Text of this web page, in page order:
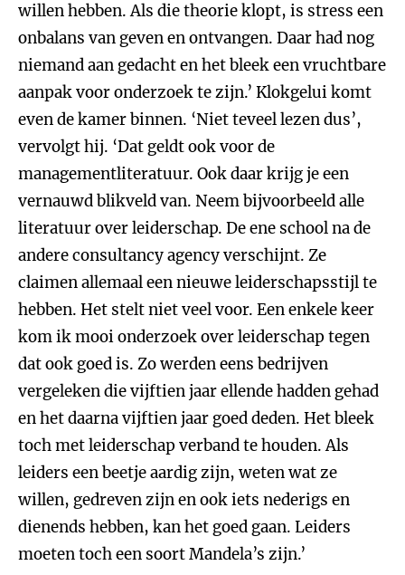
willen hebben. Als die theorie klopt, is stress een
onbalans van geven en ontvangen. Daar had nog
niemand aan gedacht en het bleek een vruchtbare
aanpak voor onderzoek te zijn.’ Klokgelui komt
even de kamer binnen. ‘Niet teveel lezen dus’,
vervolgt hij. ‘Dat geldt ook voor de
managementliteratuur. Ook daar krijg je een
vernauwd blikveld van. Neem bijvoorbeeld alle
literatuur over leiderschap. De ene school na de
andere consultancy agency verschijnt. Ze
claimen allemaal een nieuwe leiderschapsstijl te
hebben. Het stelt niet veel voor. Een enkele keer
kom ik mooi onderzoek over leiderschap tegen
dat ook goed is. Zo werden eens bedrijven
vergeleken die vijftien jaar ellende hadden gehad
en het daarna vijftien jaar goed deden. Het bleek
toch met leiderschap verband te houden. Als
leiders een beetje aardig zijn, weten wat ze
willen, gedreven zijn en ook iets nederigs en
dienends hebben, kan het goed gaan. Leiders
moeten toch een soort Mandela’s zijn.’